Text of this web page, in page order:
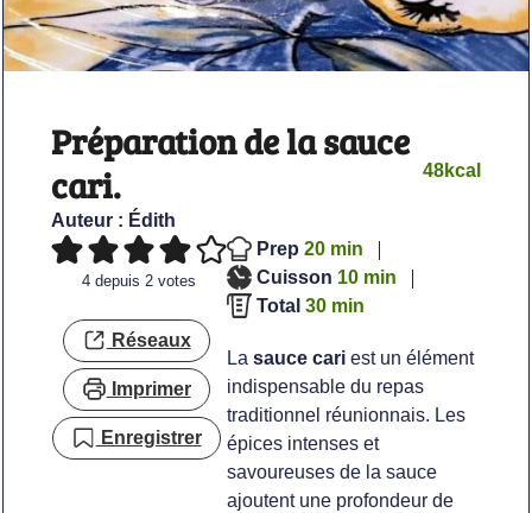
Préparation de la sauce
cari.
Auteur : Édith
48kcal
4 depuis2 votes
Réseaux
Imprimer
Enregistrer
Prep 20minutes
min
Cuisson 10minutes
min
Total 30minutes
min
Lasauce cariest un élément
indispensable du repas
traditionnel réunionnais. Les
épices intenses et
savoureuses de la sauce
ajoutent une profondeur de